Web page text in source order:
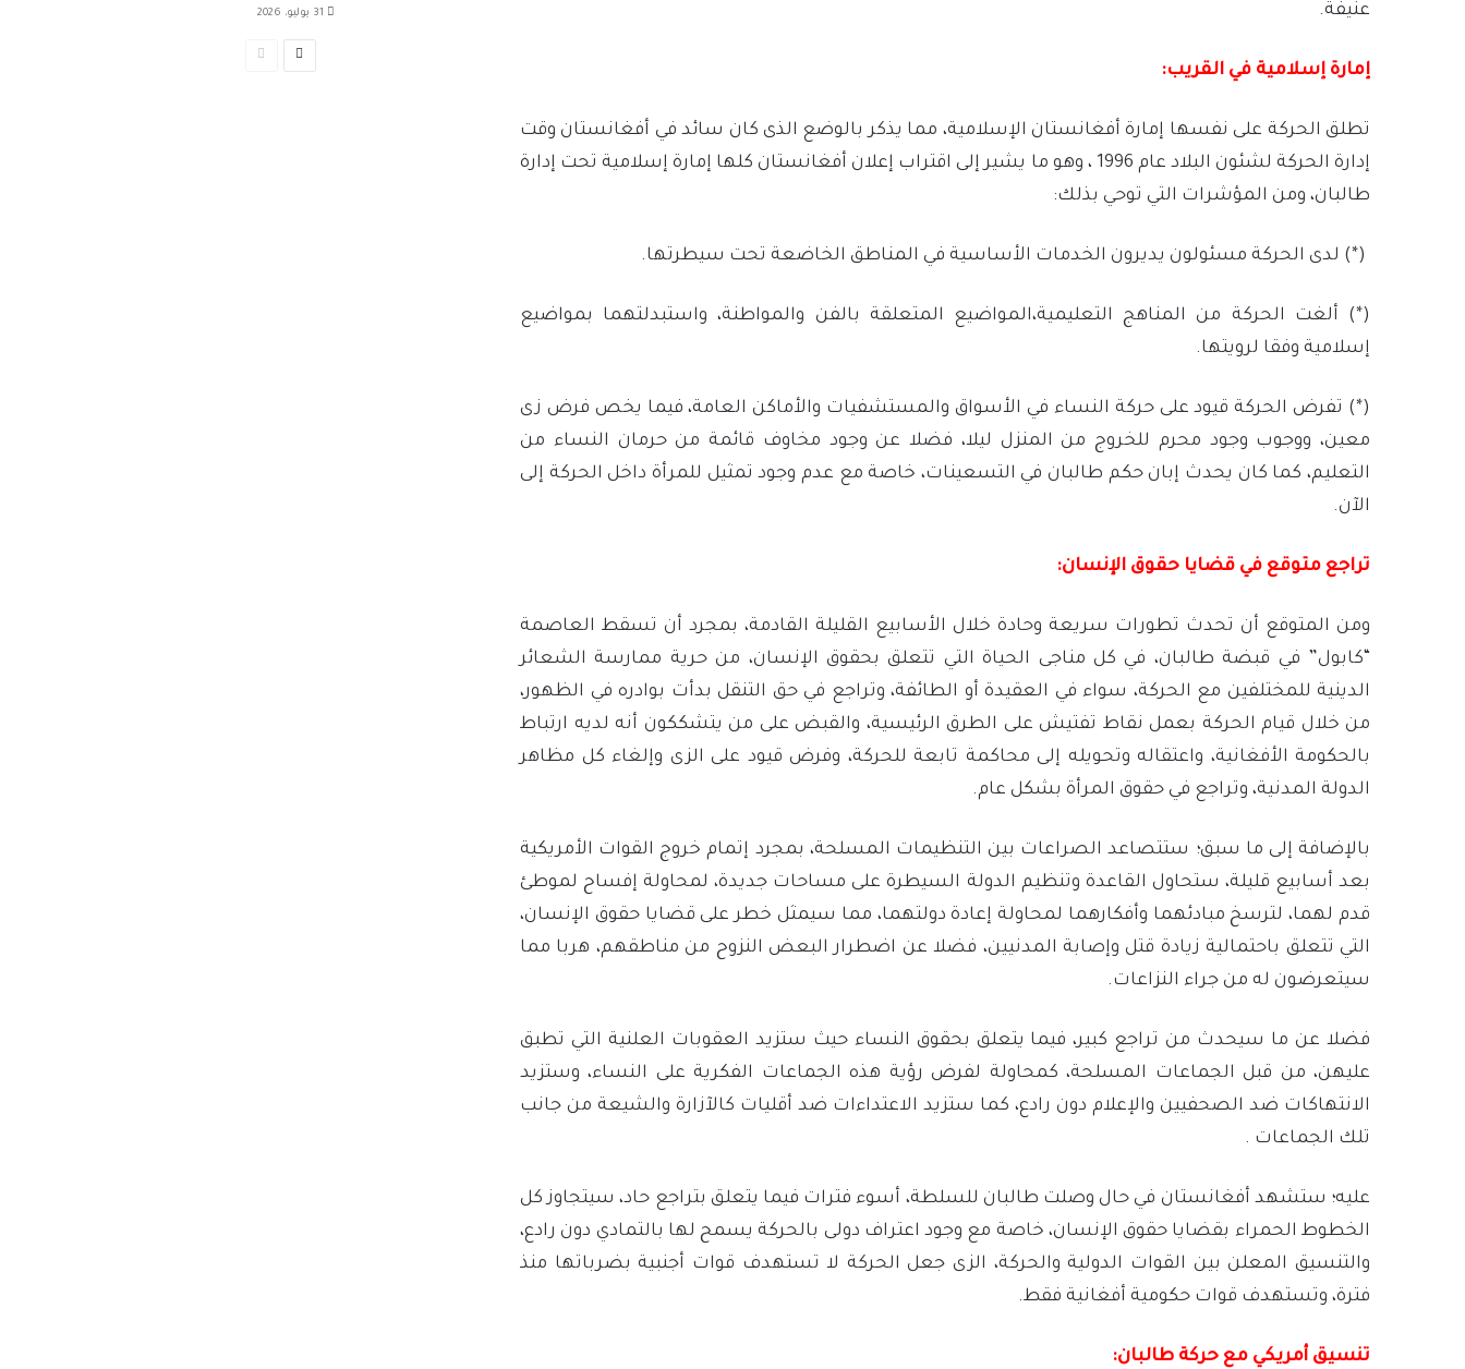
عنيفة.
إمارة إسلامية في القريب:
تطلق الحركة على نفسها إمارة أفغانستان الإسلامية، مما يذكر بالوضع الذى كان سائد في أفغانستان وقت
إدارة الحركة لشئون البلاد عام 1996 ، وهو ما يشير إلى اقتراب إعلان أفغانستان كلها إمارة إسلامية تحت إدارة
طالبان، ومن المؤشرات التي توحي بذلك:
(*) لدى الحركة مسئولون يديرون الخدمات الأساسية في المناطق الخاضعة تحت سيطرتها.
(*) ألغت الحركة من المناهج التعليمية،المواضيع المتعلقة بالفن والمواطنة، واستبدلتهما بمواضيع
إسلامية وفقا لرويتها.
(*) تفرض الحركة قيود على حركة النساء في الأسواق والمستشفيات والأماكن العامة، فيما يخص فرض زى
معين، ووجوب وجود محرم للخروج من المنزل ليلا، فضلا عن وجود مخاوف قائمة من حرمان النساء من
التعليم، كما كان يحدث إبان حكم طالبان في التسعينات، خاصة مع عدم وجود تمثيل للمرأة داخل الحركة إلى
الآن.
تراجع متوقع في قضايا حقوق الإنسان:
ومن المتوقع أن تحدث تطورات سريعة وحادة خلال الأسابيع القليلة القادمة، بمجرد أن تسقط العاصمة
“كابول” في قبضة طالبان، في كل مناجى الحياة التي تتعلق بحقوق الإنسان، من حرية ممارسة الشعائر
الدينية للمختلفين مع الحركة، سواء في العقيدة أو الطائفة، وتراجع في حق التنقل بدأت بوادره في الظهور،
من خلال قيام الحركة بعمل نقاط تفتيش على الطرق الرئيسية، والقبض على من يتشككون أنه لديه ارتباط
بالحكومة الأفغانية، واعتقاله وتحويله إلى محاكمة تابعة للحركة، وفرض قيود على الزى وإلغاء كل مظاهر
الدولة المدنية، وتراجع في حقوق المرأة بشكل عام.
بالإضافة إلى ما سبق؛ ستتصاعد الصراعات بين التنظيمات المسلحة، بمجرد إتمام خروج القوات الأمريكية
بعد أسابيع قليلة، ستحاول القاعدة وتنظيم الدولة السيطرة على مساحات جديدة، لمحاولة إفساح لموطئ
قدم لهما، لترسخ مبادئهما وأفكارهما لمحاولة إعادة دولتهما، مما سيمثل خطر على قضايا حقوق الإنسان،
التي تتعلق باحتمالية زيادة قتل وإصابة المدنيين، فضلا عن اضطرار البعض النزوح من مناطقهم، هربا مما
سيتعرضون له من جراء النزاعات.
فضلا عن ما سيحدث من تراجع كبير، فيما يتعلق بحقوق النساء حيث ستزيد العقوبات العلنية التي تطبق
عليهن، من قبل الجماعات المسلحة، كمحاولة لفرض رؤية هذه الجماعات الفكرية على النساء، وستزيد
الانتهاكات ضد الصحفيين والإعلام دون رادع، كما ستزيد الاعتداءات ضد أقليات كالآزارة والشيعة من جانب
تلك الجماعات .
عليه؛ ستشهد أفغانستان في حال وصلت طالبان للسلطة، أسوء فترات فيما يتعلق بتراجع حاد، سيتجاوز كل
الخطوط الحمراء بقضايا حقوق الإنسان، خاصة مع وجود اعتراف دولى بالحركة يسمح لها بالتمادي دون رادع،
والتنسيق المعلن بين القوات الدولية والحركة، الزى جعل الحركة لا تستهدف قوات أجنبية بضرباتها منذ
فترة، وتستهدف قوات حكومية أفغانية فقط.
تنسيق أمريكي مع حركة طالبان:
31 يوليو، 2026
الصفحة الصفحة